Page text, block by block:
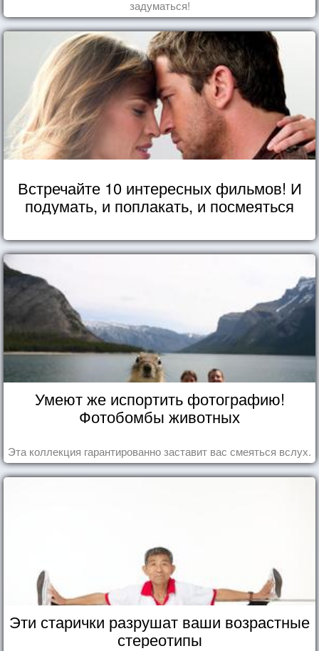
задуматься!
Встречайте 10 интересных фильмов! И
подумать, и поплакать, и посмеяться
Умеют же испортить фотографию!
Фотобомбы животных
Эта коллекция гарантированно заставит вас смеяться вслух.
Эти старички разрушат ваши возрастные
стереотипы